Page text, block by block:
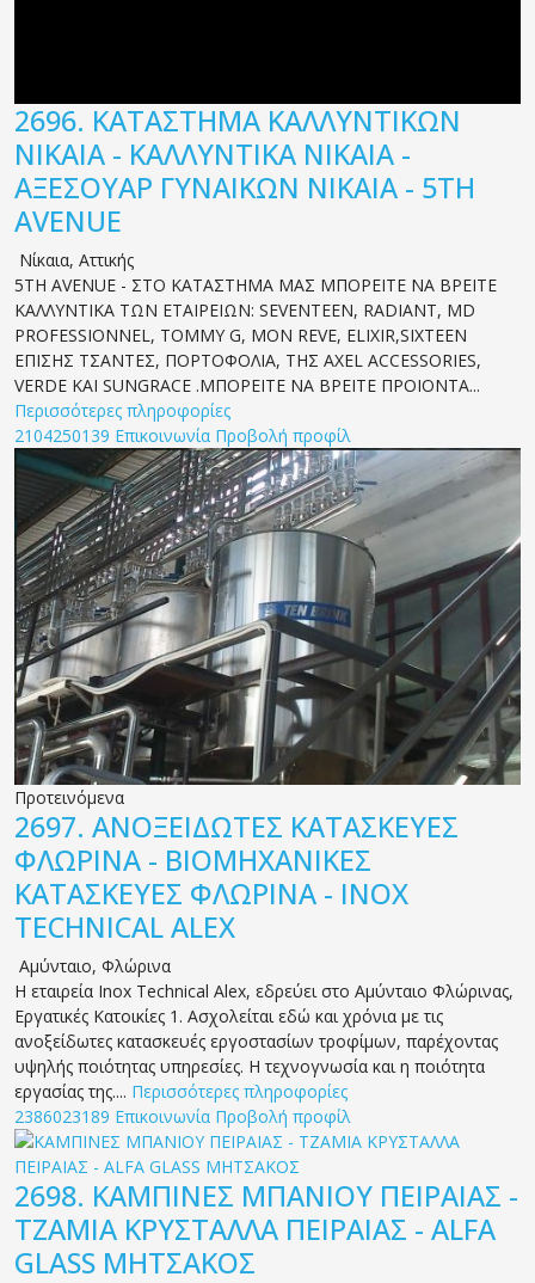
2696. ΚΑΤΑΣΤΗΜΑ ΚΑΛΛΥΝΤΙΚΩΝ
ΝΙΚΑΙΑ - ΚΑΛΛΥΝΤΙΚΑ ΝΙΚΑΙΑ -
ΑΞΕΣΟΥΑΡ ΓΥΝΑΙΚΩΝ ΝΙΚΑΙΑ - 5TH
AVENUE
Νίκαια, Αττικής
5TH AVENUE - ΣΤΟ ΚΑΤΑΣΤΗΜΑ ΜΑΣ ΜΠΟΡΕΙΤΕ ΝΑ ΒΡΕΙΤΕ
ΚΑΛΛΥΝΤΙΚΑ ΤΩΝ ETAIΡΕΙΩΝ: SEVENTEEN, RADIANT, MD
PROFESSIONNEL, TOMMY G, MON REVE, ELIXIR,SIXTEEN
ΕΠΙΣΗΣ ΤΣΑΝΤΕΣ, ΠΟΡΤΟΦΟΛΙΑ, ΤΗΣ AXEL ACCESSORIES,
VERDE KAI SUNGRACE .ΜΠΟΡΕΙΤΕ ΝΑ ΒΡΕΙΤΕ ΠΡΟΙΟΝΤΑ...
Περισσότερες πληροφορίες
2104250139 Επικοινωνία Προβολή προφίλ
Προτεινόμενα
2697. ΑΝΟΞΕΙΔΩΤΕΣ ΚΑΤΑΣΚΕΥΕΣ
ΦΛΩΡΙΝΑ - ΒΙΟΜΗΧΑΝΙΚΕΣ
ΚΑΤΑΣΚΕΥΕΣ ΦΛΩΡΙΝΑ - INOX
TECHNICAL ALEX
Αμύνταιο, Φλώρινα
Η εταιρεία Inox Technical Alex, εδρεύει στο Αμύνταιο Φλώρινας,
Εργατικές Κατοικίες 1. Ασχολείται εδώ και χρόνια με τις
ανοξείδωτες κατασκευές εργοστασίων τροφίμων, παρέχοντας
υψηλής ποιότητας υπηρεσίες. Η τεχνογνωσία και η ποιότητα
εργασίας της.... Περισσότερες πληροφορίες
2386023189 Επικοινωνία Προβολή προφίλ
2698. ΚΑΜΠΙΝΕΣ ΜΠΑΝΙΟΥ ΠΕΙΡΑΙΑΣ -
ΤΖΑΜΙΑ ΚΡΥΣΤΑΛΛΑ ΠΕΙΡΑΙΑΣ - ALFA
GLASS ΜΗΤΣΑΚΟΣ